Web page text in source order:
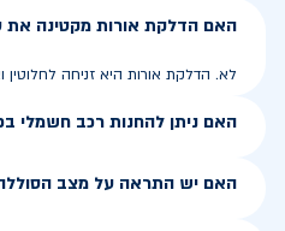
האם הדלקת אורות מקטינה את
לא. הדלקת אורות היא זניחה לחלוטין
האם ניתן להחנות רכב חשמלי
האם יש התראה על מצב